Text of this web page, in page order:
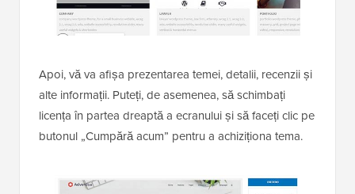
Apoi, vă va afișa prezentarea temei, detalii, recenzii și
alte informații. Puteți, de asemenea, să schimbați
licența în partea dreaptă a ecranului și să faceți clic pe
butonul „Cumpără acum” pentru a achiziționa tema.